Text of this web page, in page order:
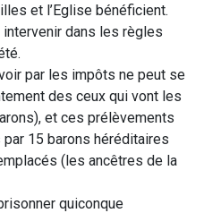
et l’Eglise bénéficient.
dans les règles
par les impôts ne peut se
des ceux qui vont les
et ces prélèvements
15 barons héréditaires
(les ancêtres de la
quiconque